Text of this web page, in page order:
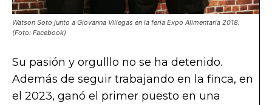
Watson Soto junto a Giovanna Villegas en la feria Expo Alimentaria 2018.
(Foto: Facebook)
Su pasión y orgulllo no se ha detenido.
Además de seguir trabajando en la finca, en
el 2023, ganó el primer puesto en una